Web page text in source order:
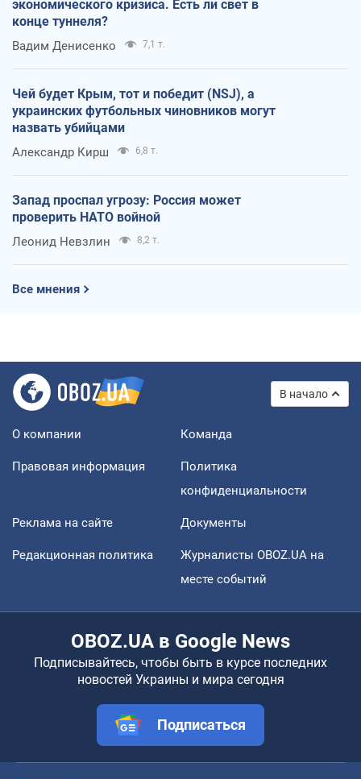
экономического кризиса. Есть ли свет в
конце туннеля?
Вадим Денисенко 7,1 т.
Чей будет Крым, тот и победит (NSJ), а
украинских футбольных чиновников могут
назвать убийцами
Александр Кирш 6,8 т.
Запад проспал угрозу: Россия может
проверить НАТО войной
Леонид Невзлин 8,2 т.
Все мнения
В начало
О компании Команда
Правовая информация
Политика
конфиденциальности
Реклама на сайте Документы
Редакционная политика
Журналисты OBOZ.UA на
месте событий
OBOZ.UA в Google News
Подписывайтесь, чтобы быть в курсе последних
новостей Украины и мира сегодня
Подписаться